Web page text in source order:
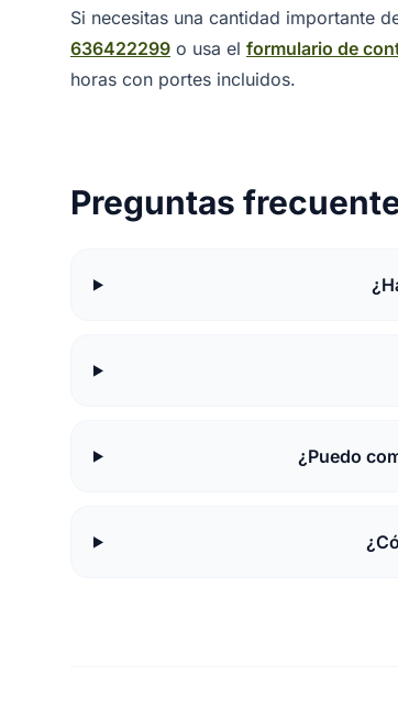
Si necesitas una cantidad importante
636422299 o usa el formulario de
horas con portes incluidos.
Preguntas
¿Puedo